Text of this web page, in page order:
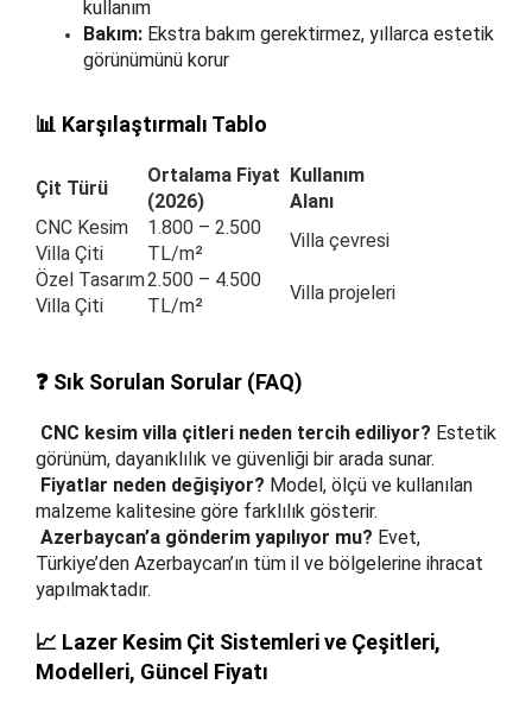
kullanım
Bakım: Ekstra bakım gerektirmez, yıllarca estetik
görünümünü korur
📊 Karşılaştırmalı Tablo
Çit Türü
Ortalama Fiyat
(2026)
Kullanım
Alanı
CNC Kesim
Villa Çiti
1.800 – 2.500
TL/m²
Villa çevresi
Özel Tasarım
Villa Çiti
2.500 – 4.500
TL/m²
Villa projeleri
❓ Sık Sorulan Sorular (FAQ)
CNC kesim villa çitleri neden tercih ediliyor? Estetik
görünüm, dayanıklılık ve güvenliği bir arada sunar.
Fiyatlar neden değişiyor? Model, ölçü ve kullanılan
malzeme kalitesine göre farklılık gösterir.
Azerbaycan’a gönderim yapılıyor mu? Evet,
Türkiye’den Azerbaycan’ın tüm il ve bölgelerine ihracat
yapılmaktadır.
📈 Lazer Kesim Çit Sistemleri ve Çeşitleri,
Modelleri, Güncel Fiyatı